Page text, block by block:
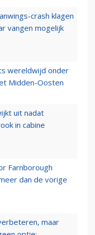
crash klagen
vangen mogelijk
wereldwijd onder
Midden-Oosten
uit nadat
in cabine
Farnborough
dan de vorige
maar